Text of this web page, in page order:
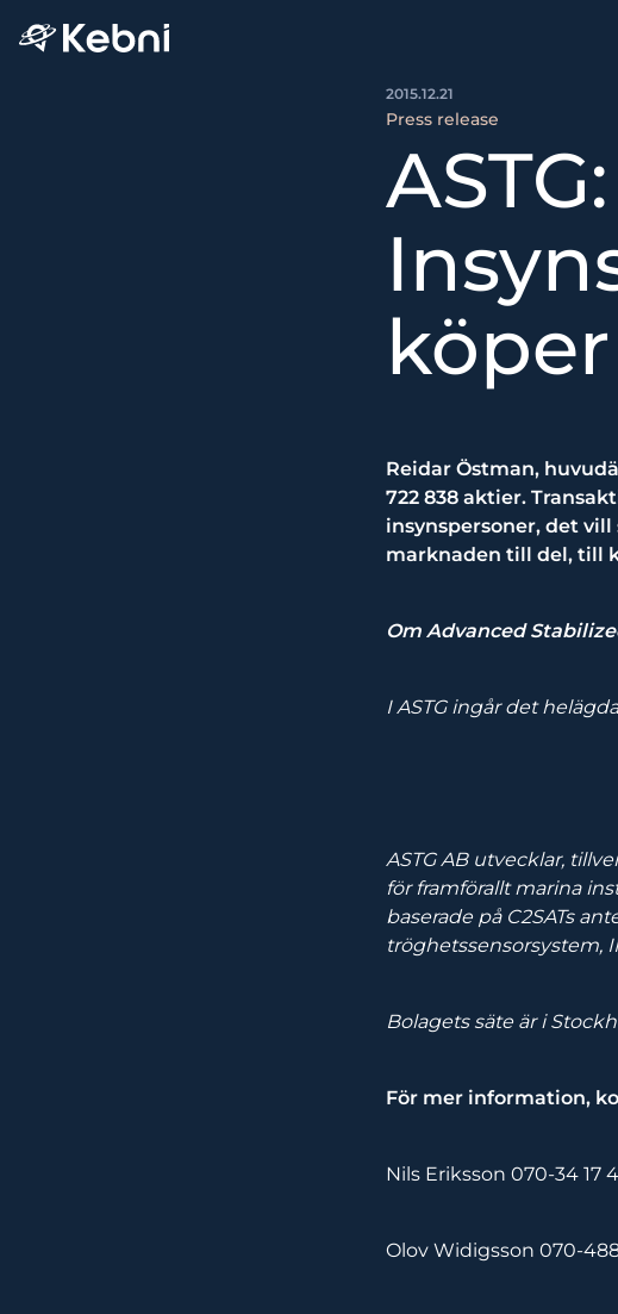
2015.12.21
Press release
ASTG:
Reidar Östman,
722 838 aktier.
insynspersoner, det
marknaden till del, till
Om Advanced
I ASTG ingår det
ASTG AB utvecklar,
för framförallt marina
baserade på C2SATs
tröghetssensorsystem,
Bolagets säte är i
För mer information,
Nils Eriksson 070-34 17
Olov Widigsson 070-